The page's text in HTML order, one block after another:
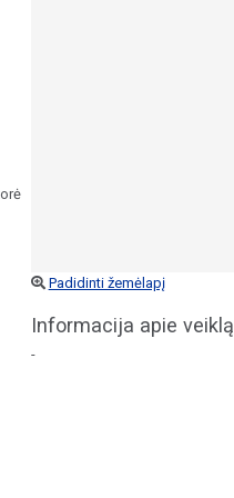
Padidinti žemėlapį
Informacija apie veiklą
-